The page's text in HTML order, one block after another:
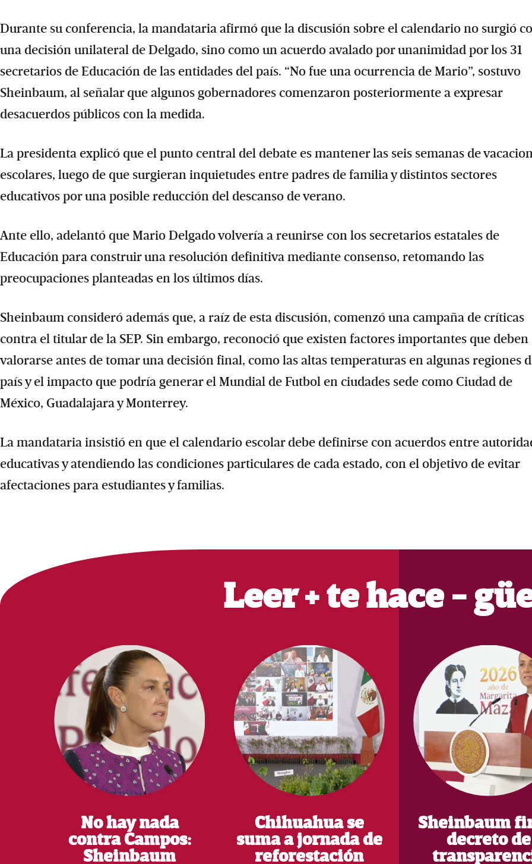
Durante su conferencia, la mandataria afirmó que la discusión sobre el calendario no surgió
una decisión unilateral de Delgado, sino como un acuerdo avalado por unanimidad por los 31
secretarios de Educación de las entidades del país. “No fue una ocurrencia de Mario”, sostuvo
Sheinbaum, al señalar que algunos gobernadores comenzaron posteriormente a expresar
desacuerdos públicos con la medida.
La presidenta explicó que el punto central del debate es mantener las seis semanas de
escolares, luego de que surgieran inquietudes entre padres de familia y distintos sectores
educativos por una posible reducción del descanso de verano.
Ante ello, adelantó que Mario Delgado volvería a reunirse con los secretarios estatales de
Educación para construir una resolución definitiva mediante consenso, retomando las
preocupaciones planteadas en los últimos días.
Sheinbaum consideró además que, a raíz de esta discusión, comenzó una campaña de críticas
contra el titular de la SEP. Sin embargo, reconoció que existen factores importantes que deben
valorarse antes de tomar una decisión final, como las altas temperaturas en algunas regiones
país y el impacto que podría generar el Mundial de Futbol en ciudades sede como Ciudad de
México, Guadalajara y Monterrey.
La mandataria insistió en que el calendario escolar debe definirse con acuerdos entre
educativas y atendiendo las condiciones particulares de cada estado, con el objetivo de evitar
afectaciones para estudiantes y familias.
Leer + te hace -
No hay nada
contra Campos:
Sheinbaum
Chihuahua se
suma a jornada de
reforestación
Sheinbaum
decreto de